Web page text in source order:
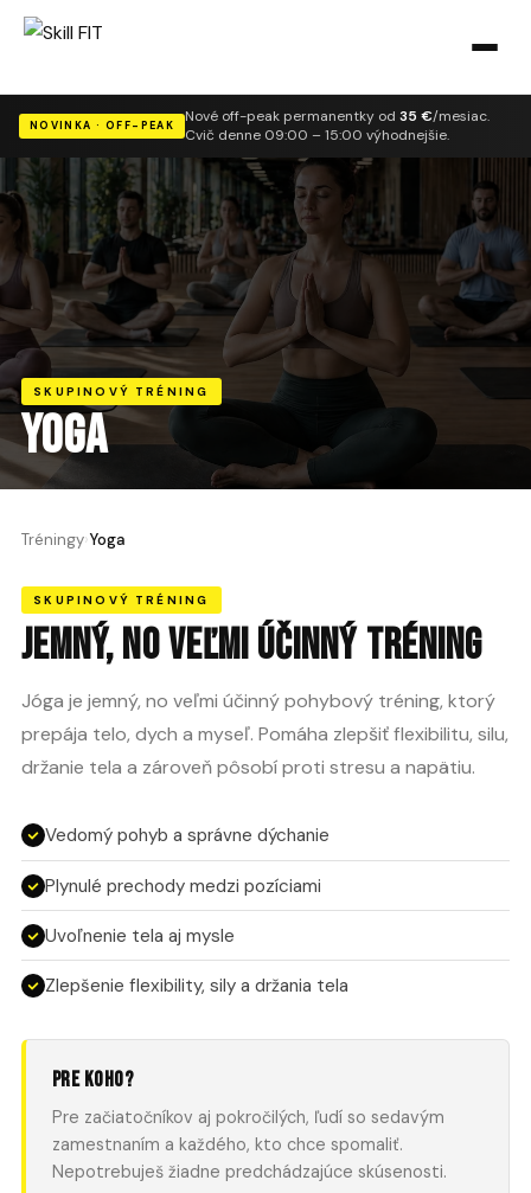
NOVINKA · OFF-PEAK Nové off-peak permanentky od 35 €/mesiac.
Cvič denne 09:00 – 15:00 výhodnejšie.
SKUPINOVÝ TRÉNING
Yoga
Tréningy›Yoga
SKUPINOVÝ TRÉNING
JEMNÝ, NO VEĽMI ÚČINNÝ TRÉNING
Jóga je jemný, no veľmi účinný pohybový tréning, ktorý
prepája telo, dych a myseľ. Pomáha zlepšiť flexibilitu, silu,
držanie tela a zároveň pôsobí proti stresu a napätiu.
Vedomý pohyb a správne dýchanie
Plynulé prechody medzi pozíciami
Uvoľnenie tela aj mysle
Zlepšenie flexibility, sily a držania tela
Pre koho?
Pre začiatočníkov aj pokročilých, ľudí so sedavým
zamestnaním a každého, kto chce spomaliť.
Nepotrebuješ žiadne predchádzajúce skúsenosti.